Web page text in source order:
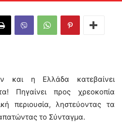
και η Ελλάδα κατεβαίνει
Πηγαίνει προς χρεοκοπία
περιουσία, ληστεύοντας τα
το Σύνταγμα.